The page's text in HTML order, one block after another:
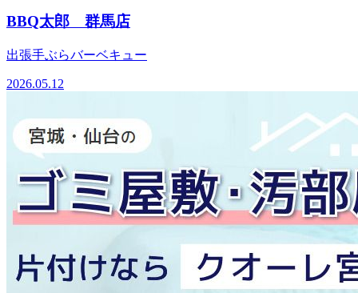
BBQ太郎 群馬店
出張手ぶらバーベキュー
2026.05.12